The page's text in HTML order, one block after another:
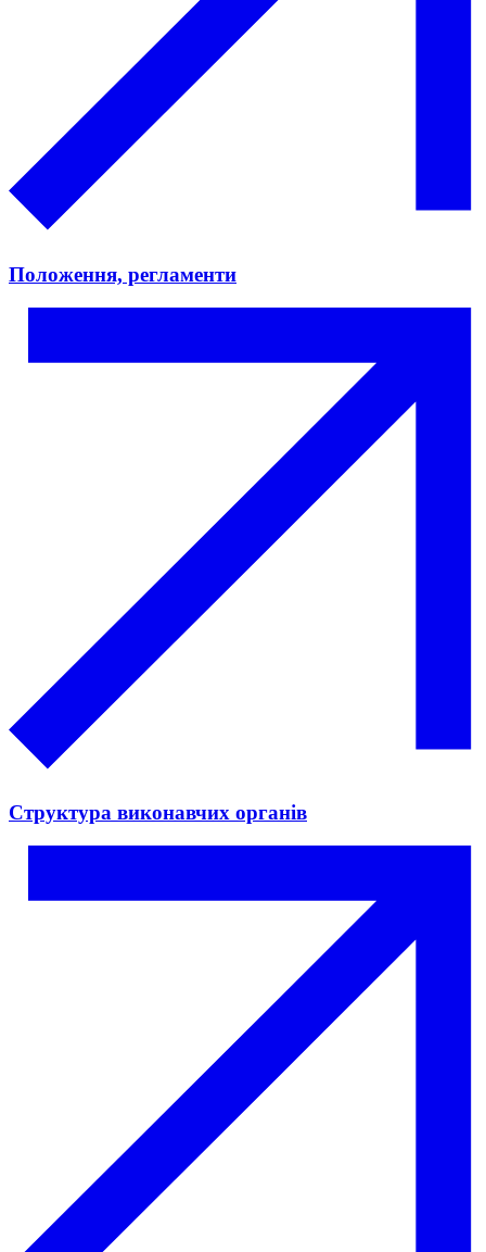
Положення, регламенти
Структура виконавчих органів